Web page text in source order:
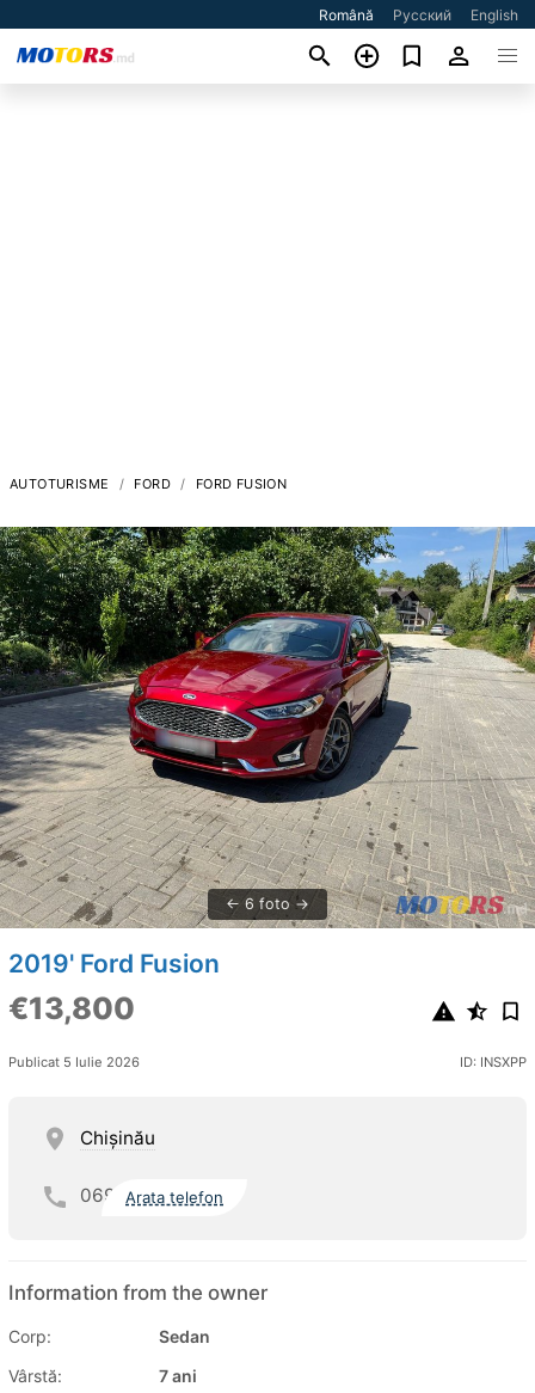
Română Русский English
AUTOTURISME FORD FORD FUSION
6 foto
2019' Ford Fusion
€13,800
Publicat 5 Iulie 2026 ID: INSXPP
Chişinău
069 Arata telefon
Information from the owner
Corp:
Sedan
Vârstă:
7 ani